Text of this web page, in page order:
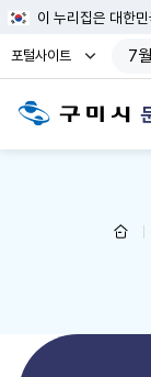
이 누리집은 대한
포털사이트 7